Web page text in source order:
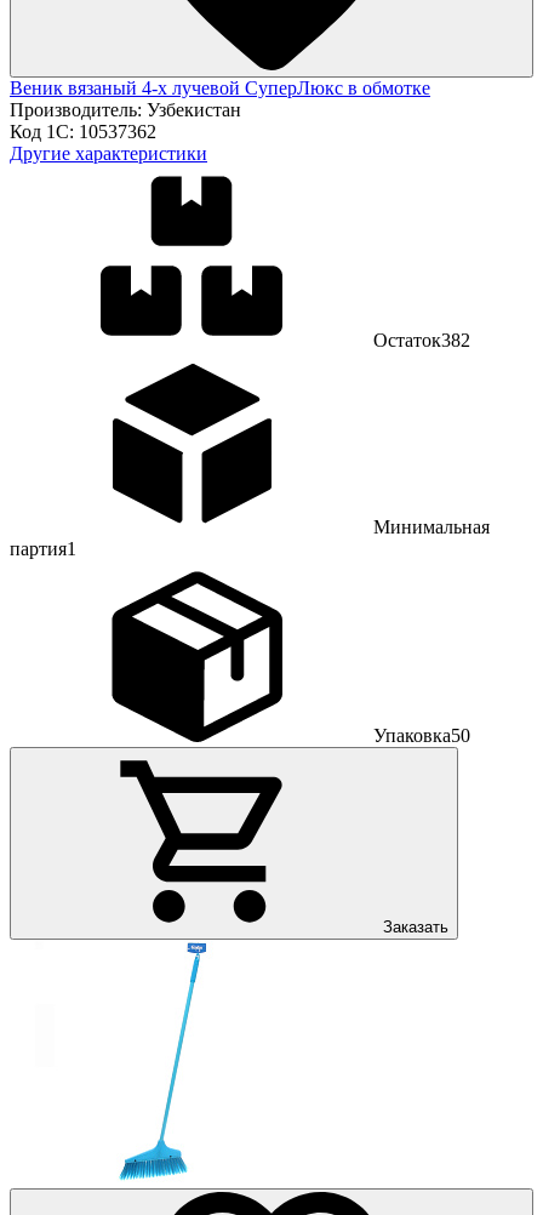
Веник вязаный 4-х лучевой СуперЛюкс в обмотке
Производитель: Узбекистан
Код 1С: 10537362
Другие характеристики
Остаток382
Минимальная
партия1
Упаковка50
Заказать